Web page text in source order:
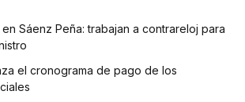
Sáenz Peña: trabajan a contrareloj para
el cronograma de pago de los